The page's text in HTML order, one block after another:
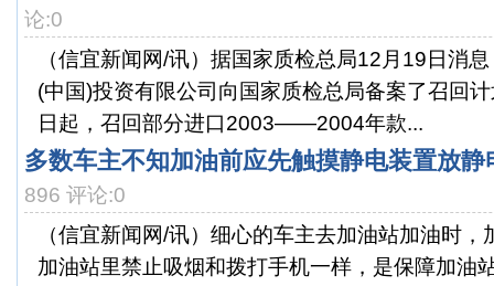
论:0
（信宜新闻网/讯）据国家质检总局12月19日消
(中国)投资有限公司向国家质检总局备案了召回
日起，召回部分进口2003——2004年款...
多数车主不知加油前应先触摸静电装置放静
896 评论:0
（信宜新闻网/讯）细心的车主去加油站加油时
加油站里禁止吸烟和拨打手机一样，是保障加油